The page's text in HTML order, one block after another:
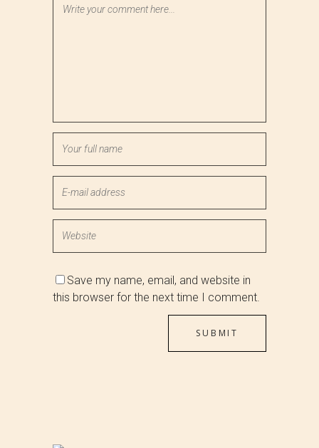
Save my name, email, and website in
this browser for the next time I comment.